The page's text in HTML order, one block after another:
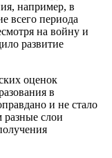
например, в
всего периода
на войну и
развитие
оценок
в
и не стало
слои